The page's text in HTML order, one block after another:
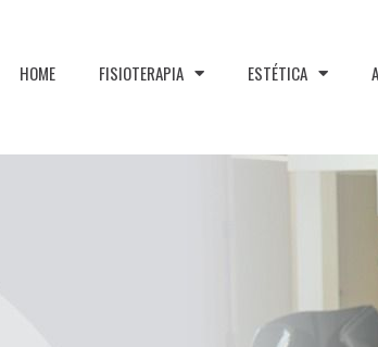
HOME FISIOTERAPIA ESTÉTICA